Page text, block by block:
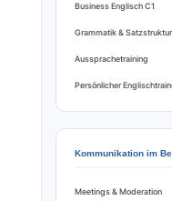
Business Englisch C1
Grammatik & Satzstruktur
Aussprachetraining
Persönlicher
Kommunikation im
Meetings & Moderation